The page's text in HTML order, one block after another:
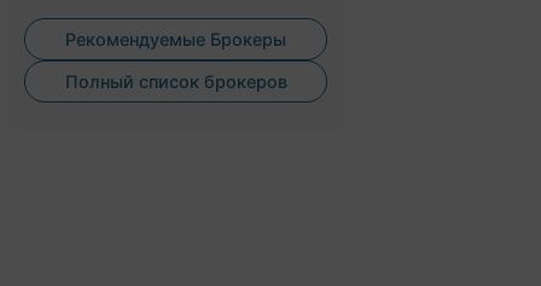
Рекомендуемые Брокеры
Полный список брокеров